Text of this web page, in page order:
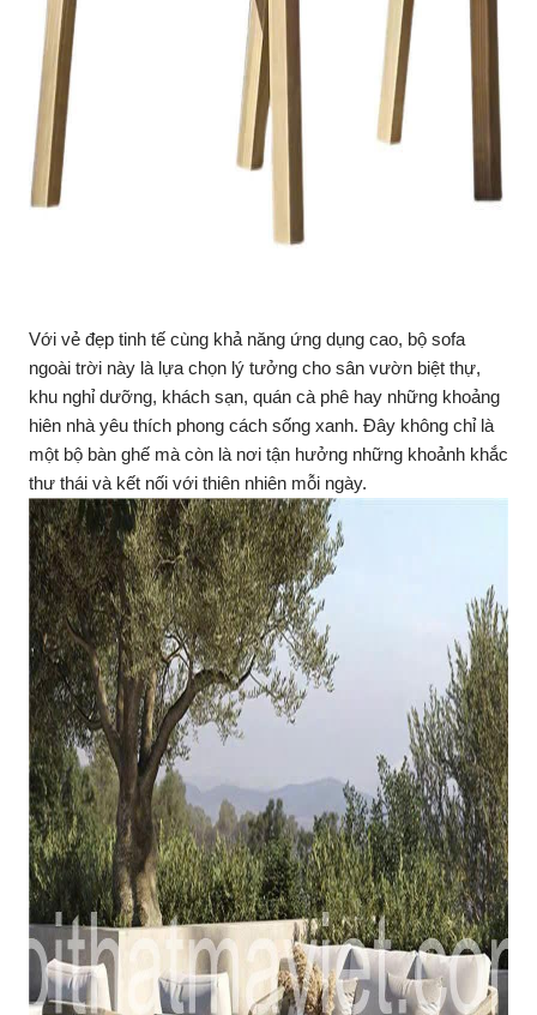
Với vẻ đẹp tinh tế cùng khả năng ứng dụng cao, bộ sofa
ngoài trời này là lựa chọn lý tưởng cho sân vườn biệt thự,
khu nghỉ dưỡng, khách sạn, quán cà phê hay những khoảng
hiên nhà yêu thích phong cách sống xanh. Đây không chỉ là
một bộ bàn ghế mà còn là nơi tận hưởng những khoảnh khắc
thư thái và kết nối với thiên nhiên mỗi ngày.